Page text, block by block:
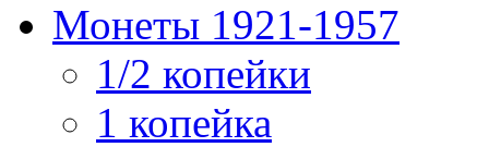
Монеты 1921-1957
1/2 копейки
1 копейка